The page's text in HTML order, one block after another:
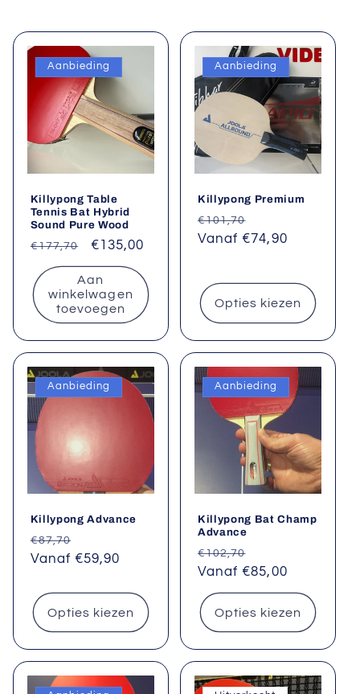
Aanbieding
Killypong Table
Tennis Bat Hybrid
Sound Pure Wood
Normale
prijs
€177,70 Aanbiedingsprijs
€135,00
Aan
winkelwagen
toevoegen
Aanbieding
Killypong Premium
Normale
prijs
€101,70
Vanaf €74,90
Opties kiezen
Aanbieding
Killypong Advance
Normale
prijs
€87,70
Vanaf €59,90
Opties kiezen
Aanbieding
Killypong Bat Champ
Advance
Normale
prijs
€102,70
Vanaf €85,00
Opties kiezen